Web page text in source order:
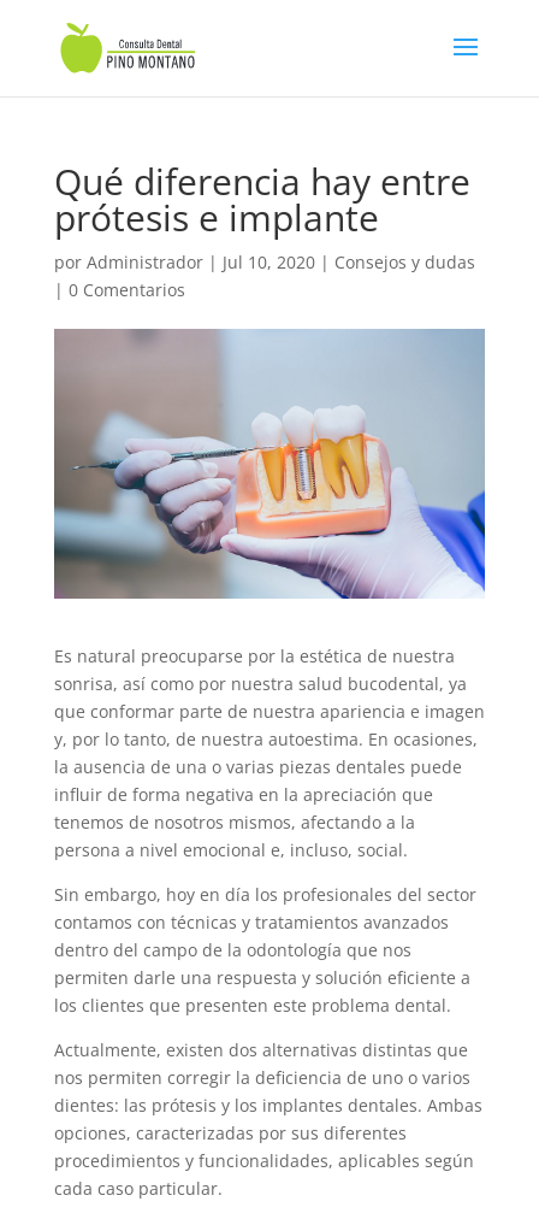
Qué diferencia hay entre
prótesis e implante
por Administrador| Jul 10, 2020| Consejos y dudas
| 0 Comentarios
Es natural preocuparse por la estética de nuestra
sonrisa, así como por nuestra salud bucodental, ya
que conformar parte de nuestra apariencia e imagen
y, por lo tanto, de nuestra autoestima. En ocasiones,
la ausencia de una o varias piezas dentales puede
influir de forma negativa en la apreciación que
tenemos de nosotros mismos, afectando a la
persona a nivel emocional e, incluso, social.
Sin embargo, hoy en día los profesionales del sector
contamos con técnicas y tratamientos avanzados
dentro del campo de la odontología que nos
permiten darle una respuesta y solución eficiente a
los clientes que presenten este problema dental.
Actualmente, existen dos alternativas distintas que
nos permiten corregir la deficiencia de uno o varios
dientes: las prótesis y los implantes dentales. Ambas
opciones, caracterizadas por sus diferentes
procedimientos y funcionalidades, aplicables según
cada caso particular.